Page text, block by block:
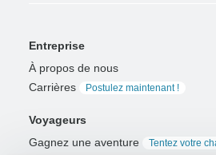
Entreprise
À propos de nous
Carrières
Postulez maintenant !
Voyageurs
Gagnez une aventure
Tentez votre